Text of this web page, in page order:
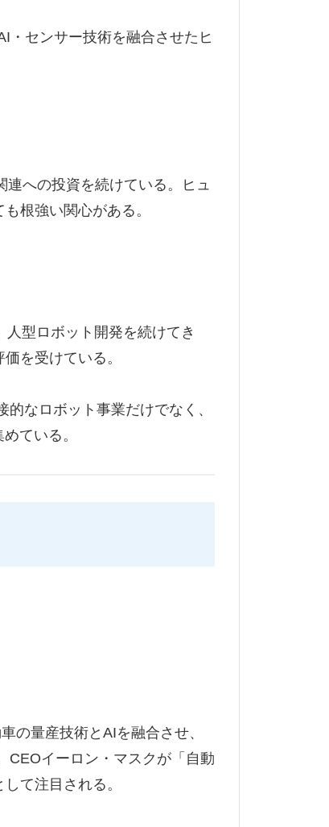
・センサー技術を融合させたヒ
への投資を続けている。ヒュ
根強い関心がある。
型ロボット開発を続けてき
を受けている。
なロボット事業だけでなく、
ている。
の量産技術とAIを融合させ、
CEOイーロン・マスクが「自動
て注目される。